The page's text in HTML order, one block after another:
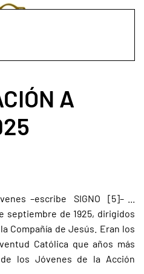
A
–escribe SIGNO [5]– ...
septiembre de 1925, dirigidos
Compañía de Jesús. Eran los
Católica que años más
los Jóvenes de la Acción